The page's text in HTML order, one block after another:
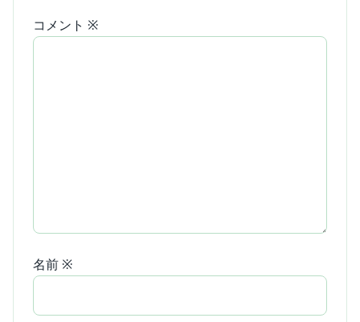
コメント ※
名前 ※